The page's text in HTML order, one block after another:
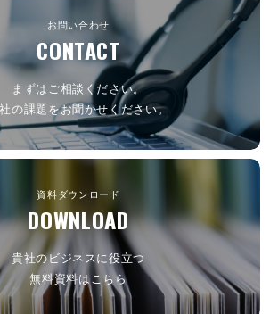
資料ダウンロード
DOWNLOAD
貴社のビジネスに役立つ
無料資料はこちら
お問い合わせ
CONTACT
まずはご相談ください。
の課題をお聞かせください。